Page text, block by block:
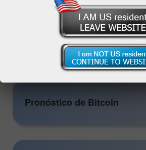
Retire dinero
Crypto
Pronóstico de Bitcoin